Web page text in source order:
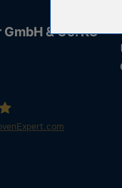
& Co. KG
Cookie